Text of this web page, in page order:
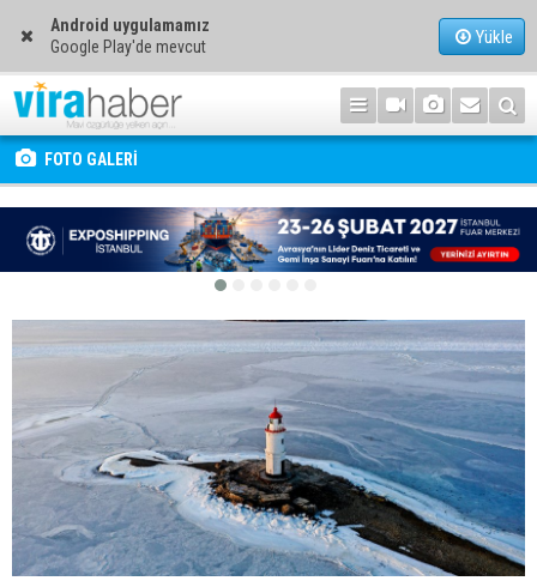
Android uygulamamız
Google Play'de mevcut
Yükle
FOTO GALERİ